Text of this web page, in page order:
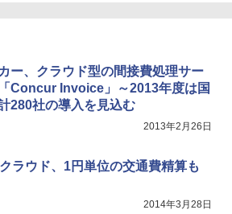
ー、クラウド型の間接費処理サー
Concur Invoice」～2013年度は国
280社の導入を見込む
2013年2月26日
ラウド、1円単位の交通費精算も
2014年3月28日